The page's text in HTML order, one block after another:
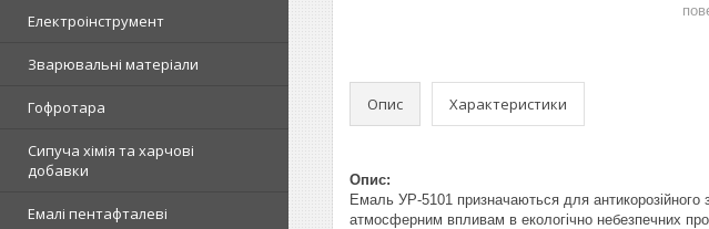
Електроінструмент
Зварювальні матеріали
Гофротара
Сипуча хімія та харчові
добавки
Емалі пентафталеві
Опис Характеристики
Опис:
Емаль УР-5101 призначаються для антикорозійного
атмосферним впливам в екологічно небезпечних